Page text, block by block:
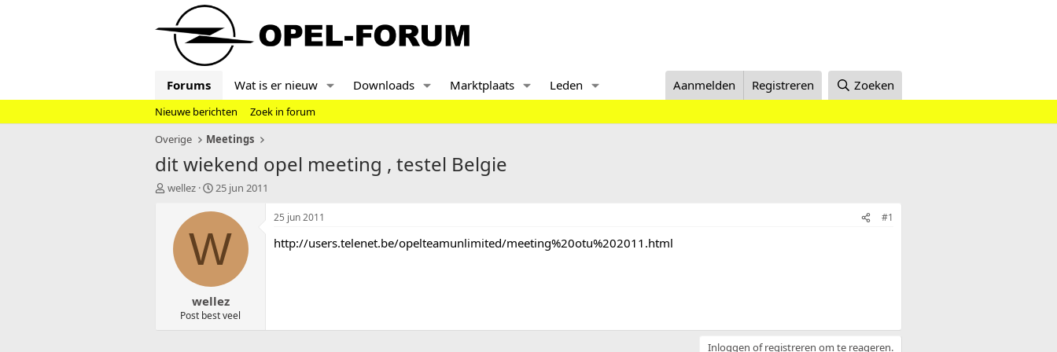
Forums Wat is er nieuw Downloads Marktplaats Leden Aanmelden Registreren Zoeken
Nieuwe berichten
Zoek in forum
Overige
Meetings
dit wiekend opel meeting , testel Belgie
T
e
wellez
S
a
t
d
t
u
m
25 jun 2011
W
wellez
Post best veel
25 jun 2011 #1
http://users.telenet.be/opelteamunlimited/meeting%20otu%202011.html
Inloggen of registreren om te reageren.